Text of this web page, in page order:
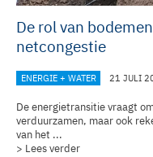
De rol van
netcongestie
ENERGIE + WATER 21 JULI
De energietransitie vraagt
verduurzamen, maar ook
van het ...
> Lees verder